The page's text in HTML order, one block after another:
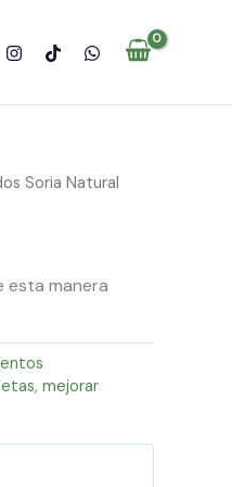
Soria Natural
esta manera
, mejorar